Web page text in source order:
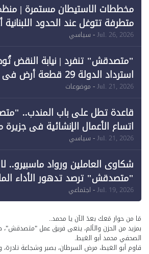
مخططات الاستيطان مستمرة |
متطرفة تتوغل عند الحدود اللبنانية
خرق الحدود
Jul. 26, 2026- سياسي
"متصدقش" تنفرد | نيابة النقض
استرداد الدولة 29
وقبول طعن الحكومة جزئيًا (1)
Jul. 21, 2026- موضوعات
قاعدة تطل على باب المندب..
اتساع الأعمال الإنشائية في جزيرة
Jul. 21, 2026- سياسي
شكاوى العاملين ورواد ماسبيرو..
"متصدقش" ترصد تدهور الأداء
للإعلام"
Jul. 19, 2026- اجتماعي
مَا من حوار مَعك بعدَ الآن يا محمد..
بمزيد من الحزن والألم، ينعى فريق عمل "متصدقش"،
الصحفي محمد أبو الغيط.
قاوم أبو الغيط، مرض السرطان، بصبر وشجاعة نادرة،